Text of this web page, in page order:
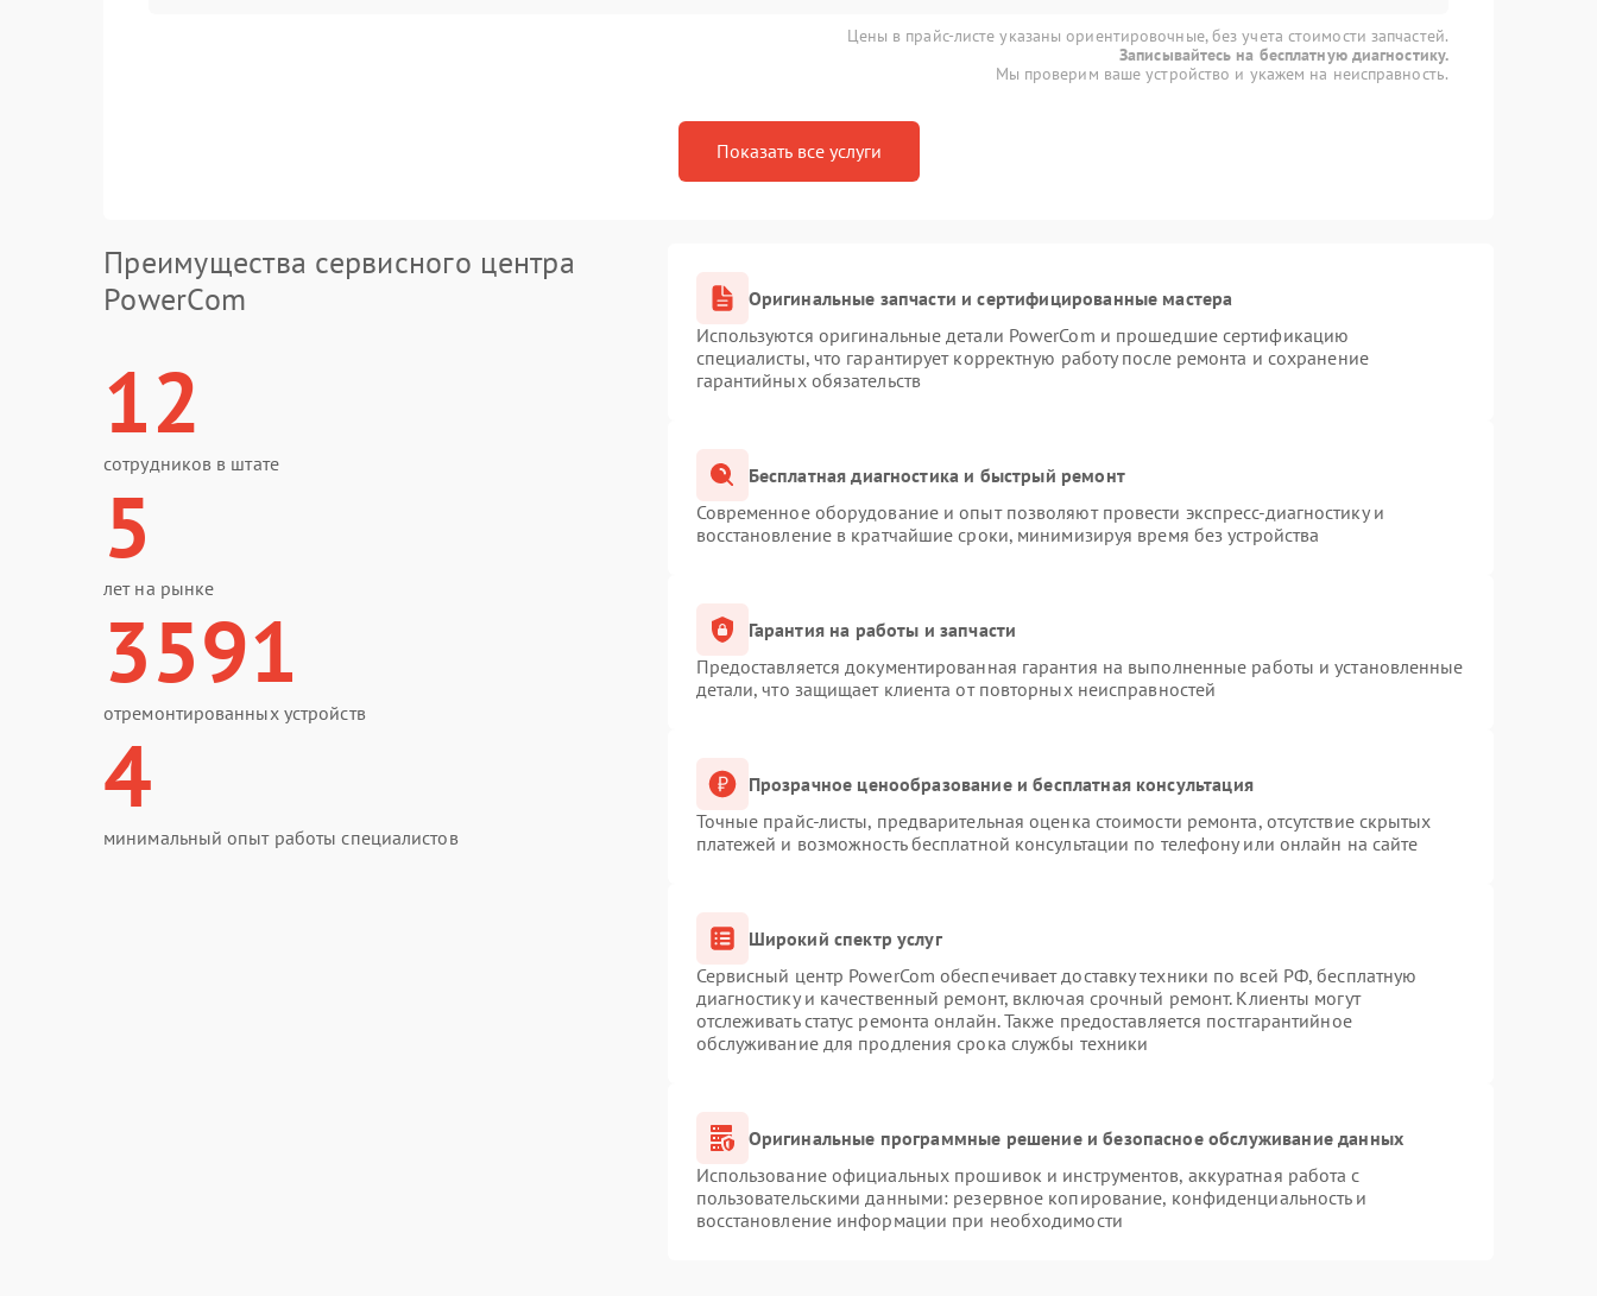
Цены в прайс-листе указаны ориентировочные, без учета стоимости запчастей.
Записывайтесь на бесплатную диагностику.
Мы проверим ваше устройство и укажем на неисправность.
Показать все услуги
Преимущества сервисного центра
PowerCom
12
сотрудников в штате
5
лет на рынке
3591
отремонтированных устройств
4
минимальный опыт работы специалистов
Оригинальные запчасти и сертифицированные мастера
Используются оригинальные детали PowerCom и прошедшие сертификацию
специалисты, что гарантирует корректную работу после ремонта и сохранение
гарантийных обязательств
Бесплатная диагностика и быстрый ремонт
Современное оборудование и опыт позволяют провести экспресс-диагностику и
восстановление в кратчайшие сроки, минимизируя время без устройства
Гарантия на работы и запчасти
Предоставляется документированная гарантия на выполненные работы и установленные
детали, что защищает клиента от повторных неисправностей
Прозрачное ценообразование и бесплатная консультация
Точные прайс-листы, предварительная оценка стоимости ремонта, отсутствие скрытых
платежей и возможность бесплатной консультации по телефону или онлайн на сайте
Широкий спектр услуг
Сервисный центр PowerCom обеспечивает доставку техники по всей РФ, бесплатную
диагностику и качественный ремонт, включая срочный ремонт. Клиенты могут
отслеживать статус ремонта онлайн. Также предоставляется постгарантийное
обслуживание для продления срока службы техники
Оригинальные программные решение и безопасное обслуживание данных
Использование официальных прошивок и инструментов, аккуратная работа с
пользовательскими данными: резервное копирование, конфиденциальность и
восстановление информации при необходимости